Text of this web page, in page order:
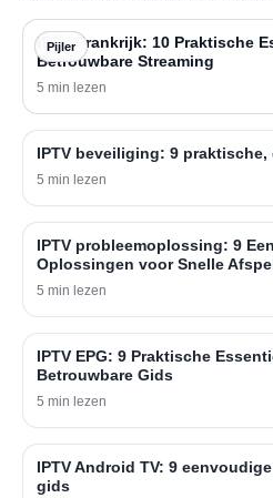
Pijler
IPTV Frankrijk: 10 Praktische
Betrouwbare Streaming
5 min lezen
IPTV beveiliging: 9
5 min lezen
IPTV probleemoplossing: 9
Oplossingen voor Snelle
5 min lezen
IPTV EPG: 9 Praktische
Betrouwbare Gids
5 min lezen
IPTV Android TV: 9
gids